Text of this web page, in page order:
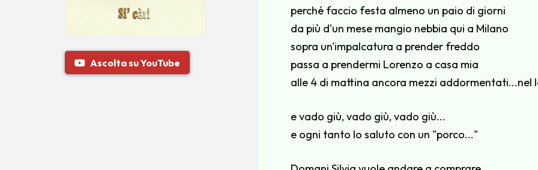
Ascolta su YouTube
perché faccio festa almeno un paio di giorni
da più d'un mese mangio nebbia qui a Milano
sopra un'impalcatura a prender freddo
passa a prendermi Lorenzo a casa mia
alle 4 di mattina ancora mezzi addormentati...nel
e vado giù, vado giù, vado giù...
e ogni tanto lo saluto con un "porco..."